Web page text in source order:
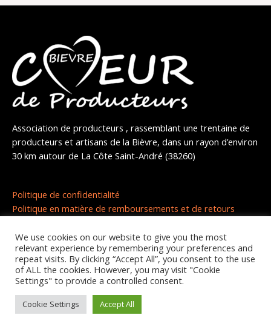
Association de producteurs , rassemblant une trentaine de
producteurs et artisans de la Bièvre, dans un rayon d’environ
30 km autour de La Côte Saint-André (38260)
Politique de confidentialité
Politique en matière de remboursements et de retours
Copyright © 2026 | Coeur de producteurs
We use cookies on our website to give you the most
relevant experience by remembering your preferences and
repeat visits. By clicking “Accept All”, you consent to the use
of ALL the cookies. However, you may visit "Cookie
Settings" to provide a controlled consent.
Cookie Settings Accept All